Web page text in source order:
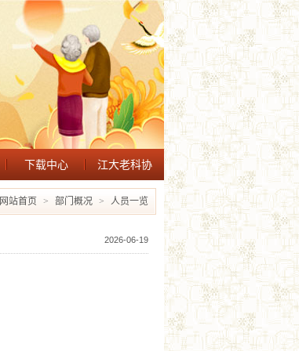
下载中心 江大老科协
网站首页 > 部门概况 > 人员一览
2026-06-19